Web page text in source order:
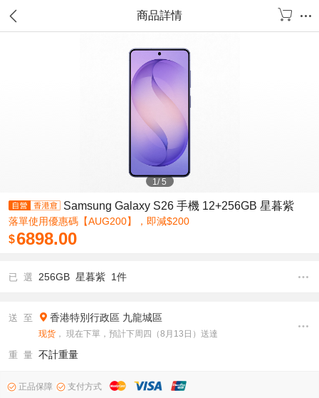
商品詳情
1/5
Samsung Galaxy S26 手機 12+256GB 星暮紫
落單使用優惠碼【AUG200】，即減$200
$6898.00
已 選 256GB 星暮紫 1件
送 至 香港特別行政區 九龍城區
现货 ， 現在下單，預計下周四（8月13日）送達
重 量 不計重量
正品保障 支付方式